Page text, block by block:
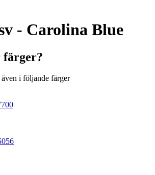
- Carolina Blue
färger?
i följande färger